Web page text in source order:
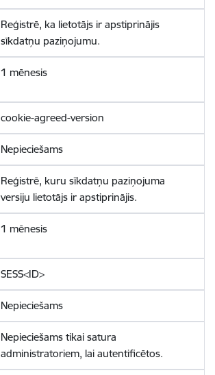
Reģistrē, ka lietotājs ir apstiprinājis
sīkdatņu paziņojumu.
1 mēnesis
cookie-agreed-version
Nepieciešams
Reģistrē, kuru sīkdatņu paziņojuma
versiju lietotājs ir apstiprinājis.
1 mēnesis
SESS<ID>
Nepieciešams
Nepieciešams tikai satura
administratoriem, lai autentificētos.